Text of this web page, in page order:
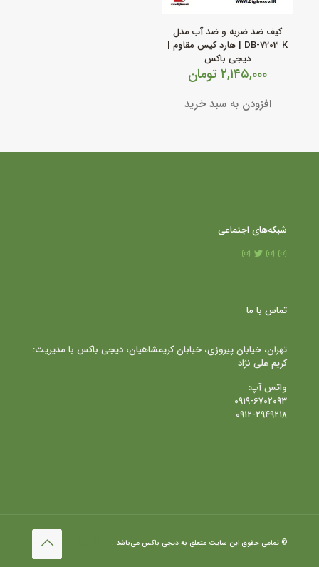
کیف ضد ضربه و ضد آب مدل
DB‑7203 K | هارد کیس مقاوم |
دیجی باکس
۲,۱۴۵,۰۰۰ تومان
افزودن به سبد خرید
شبکه‌های اجتماعی
تماس با ما
تهران، خیابان پیروزی، خیابان کریمشاهیان، دیجی باکس با مدیریت:
کریم علی نژاد
واتس آپ:
۰۹۱۹-۶۷۰۲۰۹۳
۰۹۱۲-۲۹۴۹۲۱۸
© تمامی حقوق این سایت متعلق به دیجی باکس می‌باشد .